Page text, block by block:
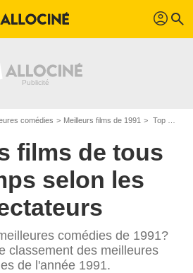
profil search
comédies Meilleurs films de 1991 Top comédies de 1991
films de tous
selon les
comédies de 1991?
classement des meilleures
de l'année 1991.